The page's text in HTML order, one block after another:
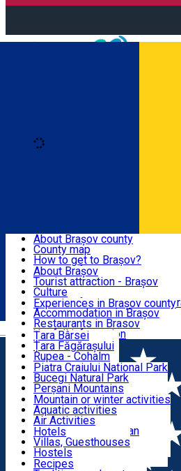
Română
BRAȘOV
EXPERIENCES
DESTINATIONS
NATURE
ACTIVE TOURISM
ACCOMMODATION
CULTURAL HERITAGE
About Brașov county
County map
How to get to Brașov?
Tourist Information Centers
Tourist Guides
Brașov Tourism
Historical tourist attractions
What would a local
Tourism news Brașov
Restaurants
About Brașov
Tourist attraction - Brașov
Culture
Tourist Information Center -
Accommodation in Brașov
Restaurants in Brasov
Usefull information
Experiences in Brașov county
Țara Bârsei
Țara Făgărașului
Rupea - Cohalm
ECO Destinations
Piatra Craiului National Park
Bucegi Natural Park
Perșani Mountains
Făgăraș Mountains
Postăvarul Peak
Măgura Codlei
Ciucaș Mountains
Protected areas
Other natural attractions
Speoturism
Mountain or winter activities
Aquatic activities
Air Activities
Adventure, Equestrian
Cycling, Running
Other activities
Hotels
Villas, Guesthouses
Hostels
Cottages
Recipes